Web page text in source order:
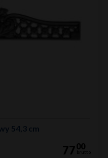
54,3 cm
7700
brutto